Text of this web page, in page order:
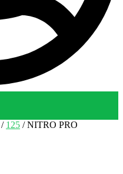
/ 125 / NITRO PRO